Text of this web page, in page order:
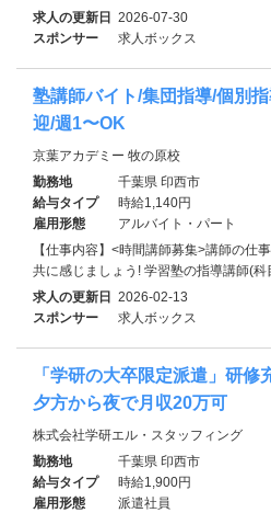
求人の更新日 2026-07-30
スポンサー
求人ボックス
塾講師バイト/集団指導/個別
迎/週1〜OK
京葉アカデミー 牧の原校
勤務地
千葉県 印西市
給与タイプ
時給1,140円
雇用形態
アルバイト・パート
【仕事内容】<時間講師募集>講師の仕
共に感じましょう! 学習塾の指導講師(科
求人の更新日 2026-02-13
スポンサー
求人ボックス
「学研の大卒限定派遣」研
夕方から夜で月収20万可
株式会社学研エル・スタッフィング
勤務地
千葉県 印西市
給与タイプ
時給1,900円
雇用形態
派遣社員